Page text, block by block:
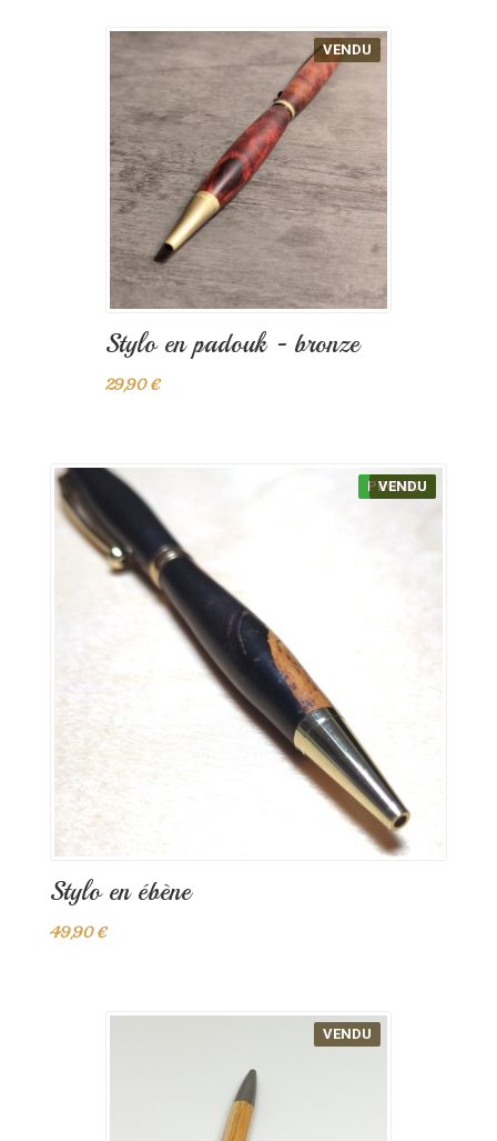
Stylo en padouk - bronze
29,90 €
VENDU
Stylo en ébène
49,90 €
PROMO !
VENDU
VENDU